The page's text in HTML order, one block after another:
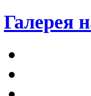
Галерея